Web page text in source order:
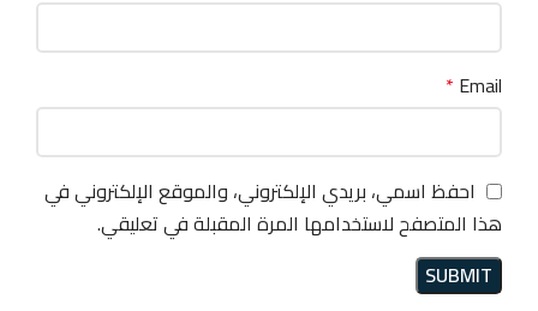
Email
*
احفظ اسمي، بريدي الإلكتروني، والموقع الإلكتروني في
هذا المتصفح لاستخدامها المرة المقبلة في تعليقي.